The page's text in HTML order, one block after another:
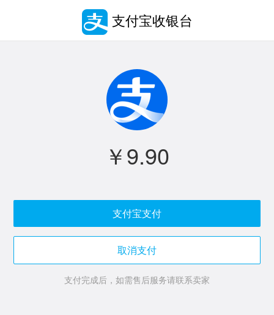
支付宝收银台
￥9.90
支付宝支付
取消支付
支付完成后，如需售后服务请联系卖家